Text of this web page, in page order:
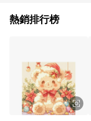
熱銷排行榜